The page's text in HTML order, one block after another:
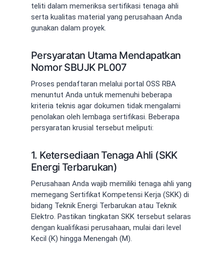
teliti dalam memeriksa sertifikasi tenaga ahli
serta kualitas material yang perusahaan Anda
gunakan dalam proyek.
Persyaratan Utama Mendapatkan
Nomor SBUJK PL007
Proses pendaftaran melalui portal OSS RBA
menuntut Anda untuk memenuhi beberapa
kriteria teknis agar dokumen tidak mengalami
penolakan oleh lembaga sertifikasi. Beberapa
persyaratan krusial tersebut meliputi:
1. Ketersediaan Tenaga Ahli (SKK
Energi Terbarukan)
Perusahaan Anda wajib memiliki tenaga ahli yang
memegang Sertifikat Kompetensi Kerja (SKK) di
bidang Teknik Energi Terbarukan atau Teknik
Elektro. Pastikan tingkatan SKK tersebut selaras
dengan kualifikasi perusahaan, mulai dari level
Kecil (K) hingga Menengah (M).